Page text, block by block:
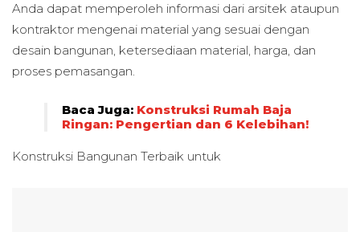
Anda dapat memperoleh informasi dari arsitek ataupun
kontraktor mengenai material yang sesuai dengan
desain bangunan, ketersediaan material, harga, dan
proses pemasangan.
Baca Juga: Konstruksi Rumah Baja
Ringan: Pengertian dan 6 Kelebihan!
Konstruksi Bangunan Terbaik untuk